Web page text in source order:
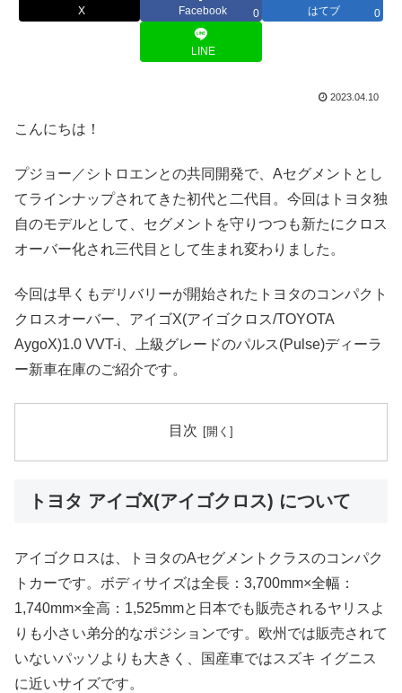
X Facebook 0 はてブ 0
LINE
2023.04.10
こんにちは！
プジョー／シトロエンとの共同開発で、Aセグメントとし
てラインナップされてきた初代と二代目。今回はトヨタ独
自のモデルとして、セグメントを守りつつも新たにクロス
オーバー化され三代目として生まれ変わりました。
今回は早くもデリバリーが開始されたトヨタのコンパクト
クロスオーバー、アイゴX(アイゴクロス/TOYOTA
AygoX)1.0 VVT-i、上級グレードのパルス(Pulse)ディーラ
ー新車在庫のご紹介です。
目次
トヨタ アイゴX(アイゴクロス) について
アイゴクロスは、トヨタのAセグメントクラスのコンパク
トカーです。ボディサイズは全長：3,700mm×全幅：
1,740mm×全高：1,525mmと日本でも販売されるヤリスよ
りも小さい弟分的なポジションです。欧州では販売されて
いないパッソよりも大きく、国産車ではスズキ イグニス
に近いサイズです。